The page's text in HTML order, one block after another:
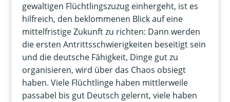
gewaltigen Flüchtlingszuzug einhergeht, ist es
hilfreich, den beklommenen Blick auf eine
mittelfristige Zukunft zu richten: Dann werden
die ersten Antrittsschwierigkeiten beseitigt sein
und die deutsche Fähigkeit, Dinge gut zu
organisieren, wird über das Chaos obsiegt
haben. Viele Flüchtlinge haben mittlerweile
passabel bis gut Deutsch gelernt, viele haben